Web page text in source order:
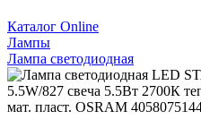
Каталог Online
Лампы
Лампа светодиодная